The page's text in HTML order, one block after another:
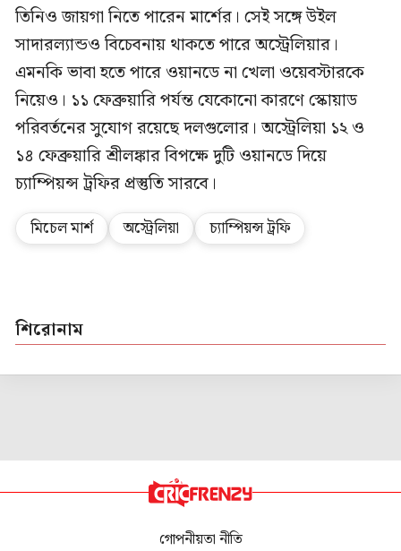
তিনিও জায়গা নিতে পারেন মার্শের। সেই সঙ্গে উইল
সাদারল্যান্ডও বিচেবনায় থাকতে পারে অস্ট্রেলিয়ার।
এমনকি ভাবা হতে পারে ওয়ানডে না খেলা ওয়েবস্টারকে
নিয়েও। ১১ ফেব্রুয়ারি পর্যন্ত যেকোনো কারণে স্কোয়াড
পরিবর্তনের সুযোগ রয়েছে দলগুলোর। অস্ট্রেলিয়া ১২ ও
১৪ ফেব্রুয়ারি শ্রীলঙ্কার বিপক্ষে দুটি ওয়ানডে দিয়ে
চ্যাম্পিয়ন্স ট্রফির প্রস্তুতি সারবে।
মিচেল মার্শ অস্ট্রেলিয়া চ্যাম্পিয়ন্স ট্রফি
শিরোনাম
গোপনীয়তা নীতি